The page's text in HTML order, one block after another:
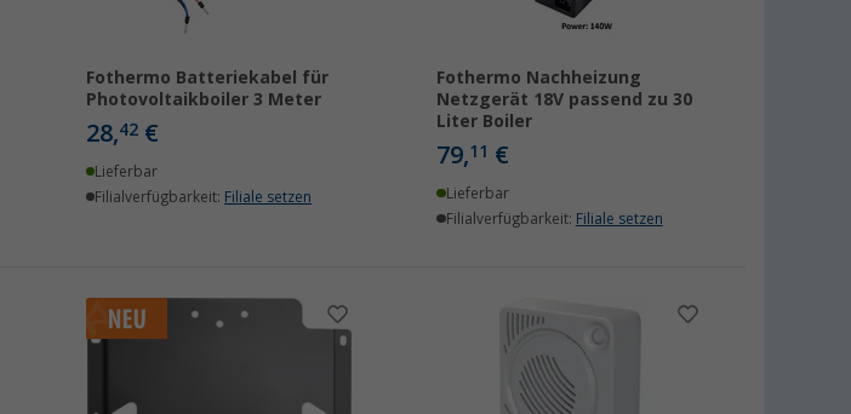
Fothermo Batteriekabel für
Photovoltaikboiler 3 Meter
28,42€
Lieferbar
Filialverfügbarkeit: Filiale setzen
Fothermo Nachheizung
Netzgerät 18V passend zu 30
Liter Boiler
79,11 €
Lieferbar
Filialverfügbarkeit: Filiale setzen